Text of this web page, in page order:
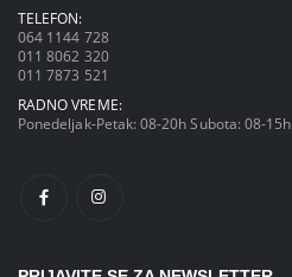
TELEFON:
064 1144 728
011 8062 320
011 7873 521
RADNO VREME:
Ponedeljak-Petak: 08-20h Subota: 08-